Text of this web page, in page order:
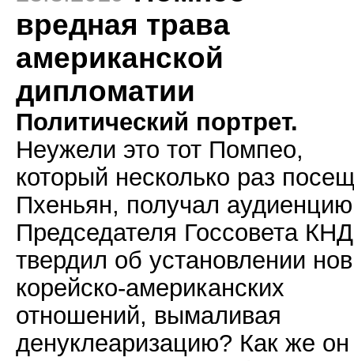
вредная трава
американской
дипломатии
Политический портрет.
Неужели это тот Помпео,
который несколько раз
Пхеньян, получал
Председателя Госсовета
твердил об установлении
корейско-американских
отношений, вымаливая
денуклеаризацию? Как же он